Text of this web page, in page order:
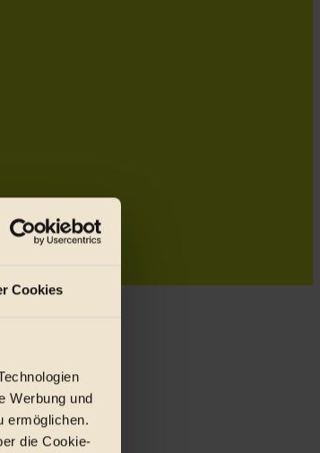
Cookies
Werbung und
ermöglichen.
die Cookie-